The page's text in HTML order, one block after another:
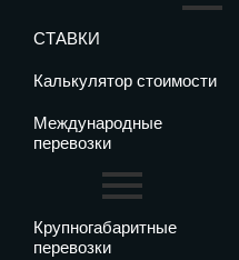
СТАВКИ
Калькулятор стоимости
Международные
перевозки
Крупногабаритные
перевозки